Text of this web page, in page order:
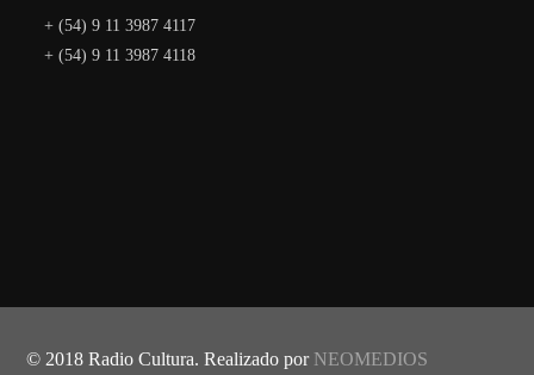
+ (54) 9 11 3987 4117
+ (54) 9 11 3987 4118
© 2018 Radio Cultura. Realizado por NEOMEDIOS